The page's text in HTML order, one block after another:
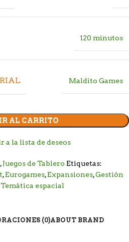
120 minutos
Maldito Games
AL CARRITO
a la lista de deseos
,Juegos de Tablero Etiquetas:
,Eurogames,Expansiones,Gestión
Temática espacial
(0)ABOUT BRAND